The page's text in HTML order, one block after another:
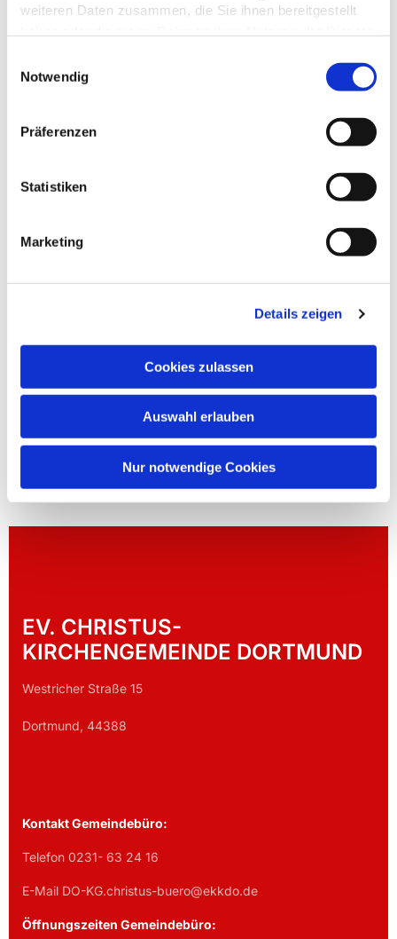
weiteren Daten zusammen, die Sie ihnen bereitgestellt
Notwendig
Präferenzen
Statistiken
Marketing
Details zeigen
Cookies zulassen
Auswahl erlauben
Nur notwendige Cookies
Dies könnte Sie auch
interessieren
EV. CHRISTUS-
KIRCHENGEMEINDE DORTMUND
Westricher Straße 15
Dortmund, 44388
Kontakt Gemeindebüro:
Telefon 0231- 63 24 16
E-Mail DO-KG.christus-buero@ekkdo.de
Öffnungszeiten Gemeindebüro: